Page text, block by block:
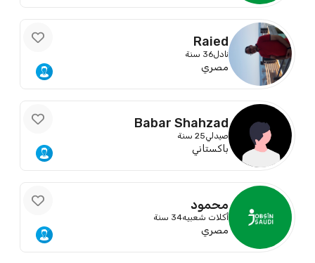
Raied
نادل36 سنة
مصري
Babar Shahzad
صيدلي25 سنة
باكستاني
محمود
أكلات شعبيه34 سنة
مصري